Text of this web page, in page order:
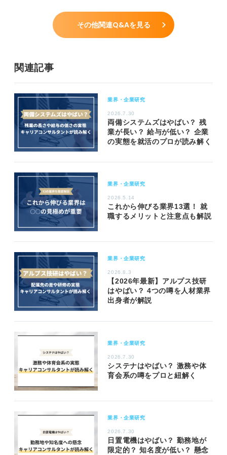
その他関連Q&Aを見る
関連記事
業界・企業研究
2026.7.30
両備システムズはやばい？ 残
業が長い？ 給与が低い？ 企業
の実態を就活のプロが読み解く
業界・企業研究
2026.5.14
これから伸びる業界13選！ 就
職するメリットと注意点も解説
業界・企業研究
2026.8.3
【2026年最新】アルプス技研
はやばい？ 4つの噂を人材業界
出身者が解説
業界・企業研究
2026.7.30
システナはやばい？ 激務や体
育会系の噂をプロと紐解く
業界・企業研究
2026.7.30
日置電機はやばい？ 勤務地が
限定的？ 知名度が低い？ 懸念